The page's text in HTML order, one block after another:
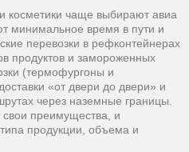
косметики чаще выбирают авиа
минимальное время в пути и
перевозки в рефконтейнерах
продуктов и замороженных
(термофургоны и
«от двери до двери» и
через наземные границы.
преимущества, и
продукции, объема и